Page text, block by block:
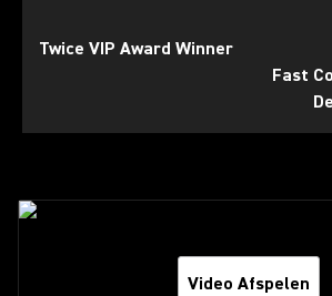
Twice VIP Award Winner
Fast
Video Afspelen